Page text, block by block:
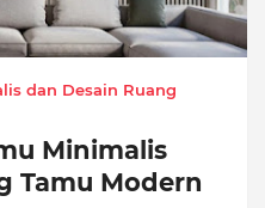
dan Desain Ruang
Minimalis
Tamu Modern